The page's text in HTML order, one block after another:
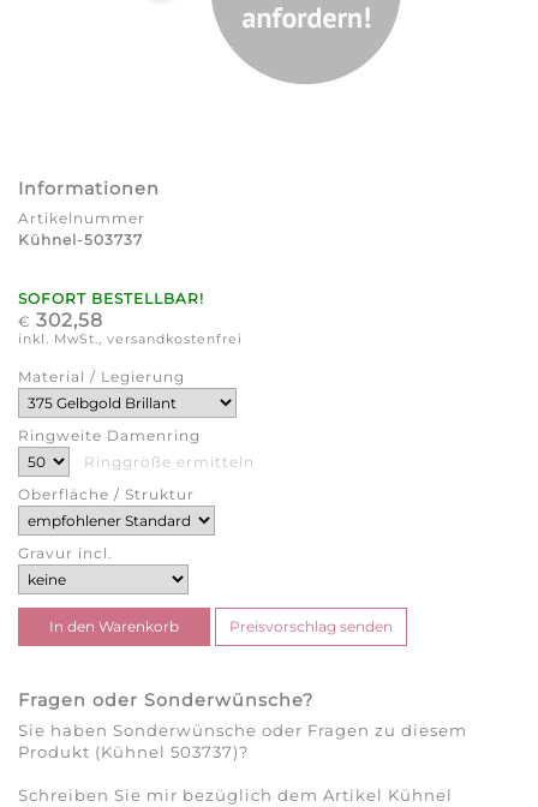
Informationen
Artikelnummer
Kühnel-503737
SOFORT BESTELLBAR!
€ 302,58
inkl. MwSt., versandkostenfrei
Material / Legierung
Ringweite Damenring
Ringgröße ermitteln
Oberfläche / Struktur
Gravur incl.
Fragen oder Sonderwünsche?
Sie haben Sonderwünsche oder Fragen zu diesem
Produkt (Kühnel 503737)?
Schreiben Sie mir bezüglich dem Artikel Kühnel